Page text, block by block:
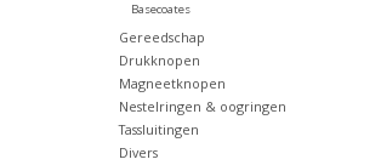
Basecoates
Gereedschap
Drukknopen
Magneetknopen
Nestelringen & oogringen
Tassluitingen
Divers